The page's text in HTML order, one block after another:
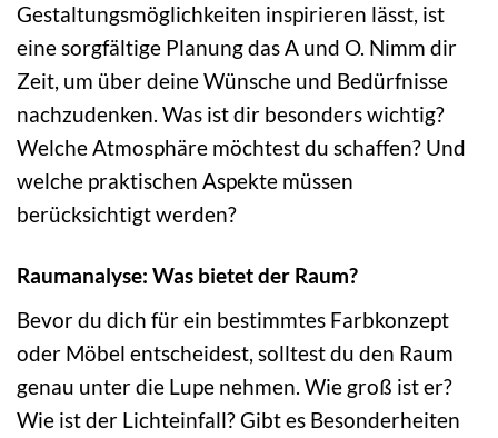
Gestaltungsmöglichkeiten inspirieren lässt, ist
eine sorgfältige Planung das A und O. Nimm dir
Zeit, um über deine Wünsche und Bedürfnisse
nachzudenken. Was ist dir besonders wichtig?
Welche Atmosphäre möchtest du schaffen? Und
welche praktischen Aspekte müssen
berücksichtigt werden?
Raumanalyse: Was bietet der Raum?
Bevor du dich für ein bestimmtes Farbkonzept
oder Möbel entscheidest, solltest du den Raum
genau unter die Lupe nehmen. Wie groß ist er?
Wie ist der Lichteinfall? Gibt es Besonderheiten